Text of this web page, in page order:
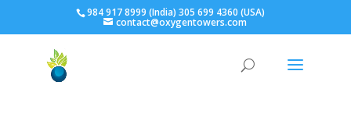
984 917 8999 (India) 305 699 4360 (USA)
contact@oxygentowers.com